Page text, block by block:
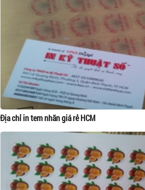
Địa chỉ in tem nhãn giá rẻ HCM